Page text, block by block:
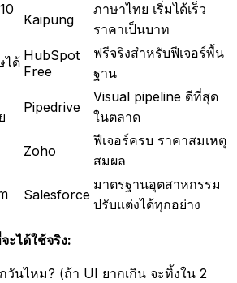
Kaipung
ภาษาไทย เริ่มได้เร็ว
ราคาเป็นบาท
ได้ HubSpot
Free
ฟรีจริงสำหรับฟีเจอร์พื้น
ฐาน
Pipedrive
Visual pipeline ดีที่สุด
ในตลาด
Zoho
ฟีเจอร์ครบ ราคาสมเหตุ
สมผล
Salesforce
มาตรฐานอุตสาหกรรม
ปรับแต่งได้ทุกอย่าง
ะได้ใช้จริง:
วันไหม? (ถ้า UI ยากเกิน จะทิ้งใน 2